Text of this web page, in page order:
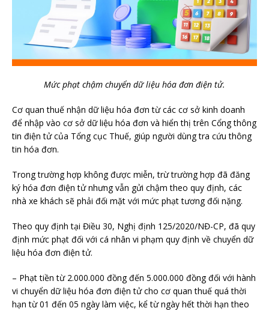
Mức phạt chậm chuyển dữ liệu hóa đơn điện tử.
Cơ quan thuế nhận dữ liệu hóa đơn từ các cơ sở kinh doanh
để nhập vào cơ sở dữ liệu hóa đơn và hiển thị trên Cổng thông
tin điện tử của Tổng cục Thuế, giúp người dùng tra cứu thông
tin hóa đơn.
Trong trường hợp không được miễn, trừ trường hợp đã đăng
ký hóa đơn điện tử nhưng vẫn gửi chậm theo quy định, các
nhà xe khách sẽ phải đối mặt với mức phạt tương đối nặng.
Theo quy định tại Điều 30, Nghị định 125/2020/NĐ-CP, đã quy
định mức phạt đối với cá nhân vi phạm quy định về chuyển dữ
liệu hóa đơn điện tử.
– Phạt tiền từ 2.000.000 đồng đến 5.000.000 đồng đối với hành
vi chuyển dữ liệu hóa đơn điện tử cho cơ quan thuế quá thời
hạn từ 01 đến 05 ngày làm việc, kể từ ngày hết thời hạn theo